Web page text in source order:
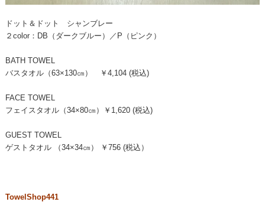
ドット＆ドット シャンブレー
２color：DB（ダークブルー）／P（ピンク）
BATH TOWEL
バスタオル（63×130㎝） ￥4,104 (税込)
FACE TOWEL
フェイスタオル（34×80㎝）￥1,620 (税込)
GUEST TOWEL
ゲストタオル （34×34㎝） ￥756 (税込）
TowelShop441